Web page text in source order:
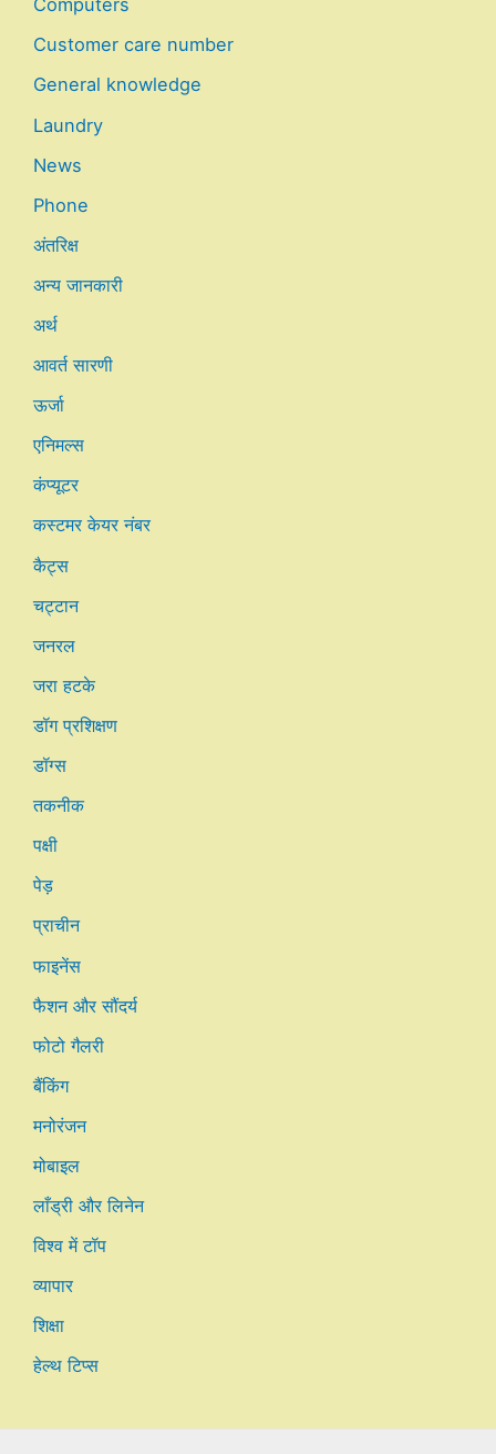
Computers
Customer care number
General knowledge
Laundry
News
Phone
अंतरिक्ष
अन्य जानकारी
अर्थ
आवर्त सारणी
ऊर्जा
एनिमल्स
कंप्यूटर
कस्टमर केयर नंबर
कैट्स
चट्टान
जनरल
जरा हटके
डॉग प्रशिक्षण
डॉग्स
तकनीक
पक्षी
पेड़
प्राचीन
फाइनेंस
फैशन और सौंदर्य
फोटो गैलरी
बैंकिंग
मनोरंजन
मोबाइल
लाँड्री और लिनेन
विश्व में टॉप
व्यापार
शिक्षा
हेल्थ टिप्स